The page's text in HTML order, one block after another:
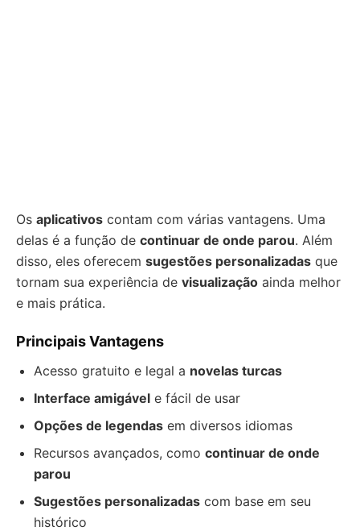
Os aplicativos contam com várias vantagens. Uma
delas é a função de continuar de onde parou. Além
disso, eles oferecem sugestões personalizadas que
tornam sua experiência de visualização ainda melhor
e mais prática.
Principais Vantagens
Acesso gratuito e legal a novelas turcas
Interface amigável e fácil de usar
Opções de legendas em diversos idiomas
Recursos avançados, como continuar de onde
parou
Sugestões personalizadas com base em seu
histórico